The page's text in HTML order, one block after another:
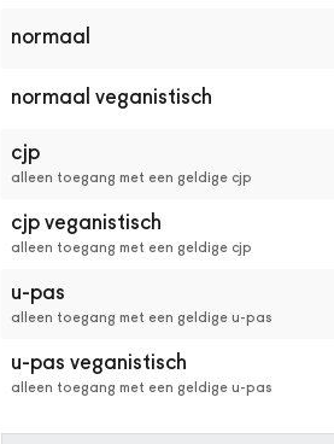
bestellen
Best
Seat.
Het
systeem
kiest
automatisch
beste
stoelen
de
zaal
Wil
normaal
normaal veganistisch
cjp
alleen toegang met een geldige cjp
cjp veganistisch
alleen toegang met een geldige cjp
u-pas
alleen toegang met een geldige u-pas
u-pas veganistisch
alleen toegang met een geldige u-pas